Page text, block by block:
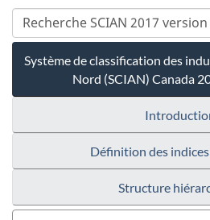
Système de classification des
Nord (SCIAN) Canada
Définition des
Structure